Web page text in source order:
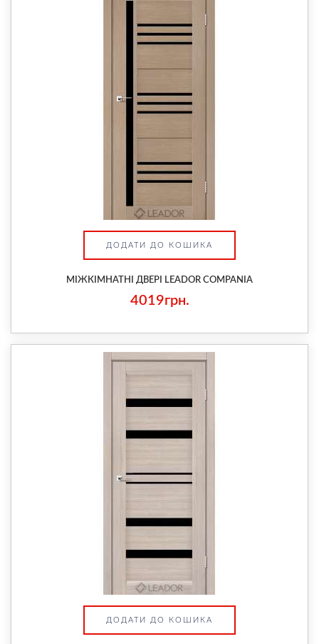
ДОДАТИ ДО КОШИКА
МІЖКІМНАТНІ ДВЕРІ LEADOR COMPANIA
4019грн.
ДОДАТИ ДО КОШИКА